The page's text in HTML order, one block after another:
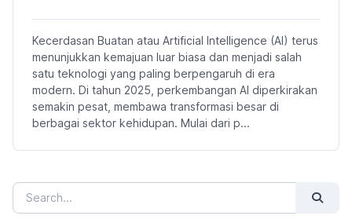
Kecerdasan Buatan atau Artificial Intelligence (AI) terus
menunjukkan kemajuan luar biasa dan menjadi salah
satu teknologi yang paling berpengaruh di era
modern. Di tahun 2025, perkembangan AI diperkirakan
semakin pesat, membawa transformasi besar di
berbagai sektor kehidupan. Mulai dari p...